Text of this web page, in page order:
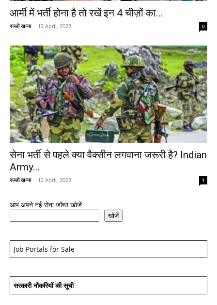
आर्मी में भर्ती होना है तो रखें इन 4 चीज़ों का...
रज्जो खन्ना - 12 April, 2023 0
सेना भर्ती से पहले क्या वैक्सीन लगवाना जरूरी है? Indian
Army...
रज्जो खन्ना - 12 April, 2023 1
आप अपने नई सेना जॉब्स खोजें
खोजें
Job Portals for Sale
सरकारी नौकरियों की सूची